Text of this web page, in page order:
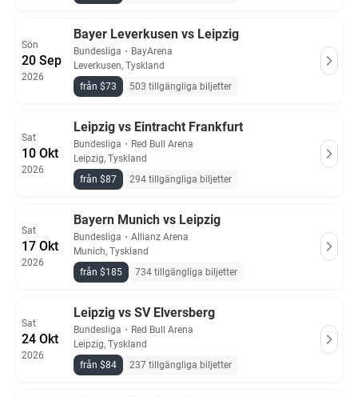
Sön
20 Sep
2026
Bayer Leverkusen vs Leipzig
Bundesliga ・ BayArena
Leverkusen, Tyskland
från $73
503 tillgängliga biljetter
Sat
10 Okt
2026
Leipzig vs Eintracht Frankfurt
Bundesliga ・ Red Bull Arena
Leipzig, Tyskland
från $87
294 tillgängliga biljetter
Sat
17 Okt
2026
Bayern Munich vs Leipzig
Bundesliga ・ Allianz Arena
Munich, Tyskland
från $185
734 tillgängliga biljetter
Sat
24 Okt
2026
Leipzig vs SV Elversberg
Bundesliga ・ Red Bull Arena
Leipzig, Tyskland
från $84
237 tillgängliga biljetter